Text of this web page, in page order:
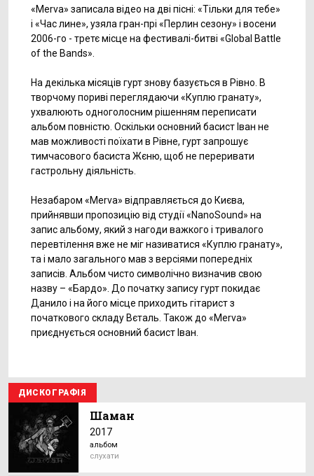
«Мerva» записала відео на дві пісні: «Тільки для тебе»
і «Час лине», узяла гран-прі «Перлин сезону» і восени
2006-го - третє місце на фестивалі-битві «Global Battle
of the Bands».
На декілька місяців гурт знову базується в Рівно. В
творчому пориві переглядаючи «Куплю гранату»,
ухвалюють одноголосним рішенням переписати
альбом повністю. Оскільки основний басист Іван не
мав можливості поїхати в Рівне, гурт запрошує
тимчасового басиста Жєню, щоб не переривати
гастрольну діяльність.
Незабаром «Мerva» відправляється до Києва,
прийнявши пропозицію від студії «NanoSound» на
запис альбому, який з нагоди важкого і тривалого
перевтілення вже не міг називатися «Куплю гранату»,
та і мало загального мав з версіями попередніх
записів. Альбом чисто символічно визначив свою
назву – «Бардо». До початку запису гурт покидає
Данило і на його місце приходить гітарист з
початкового складу Вєталь. Також до «Мerva»
приєднується основний басист Іван.
ДИСКОГРАФІЯ
Шаман
2017
альбом
слухати